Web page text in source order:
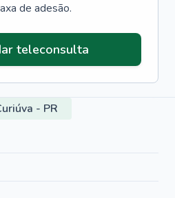
de adesão.
teleconsulta
- PR